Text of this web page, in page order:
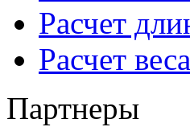
Расчет
Расчет
Партнеры